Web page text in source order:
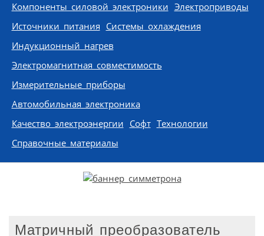
Компоненты силовой электроники Электроприводы
Источники питания Системы охлаждения
Индукционный нагрев
Электромагнитная совместимость
Измерительные приборы
Автомобильная электроника
Качество электроэнергии Софт Технологии
Справочные материалы
Матричный преобразователь